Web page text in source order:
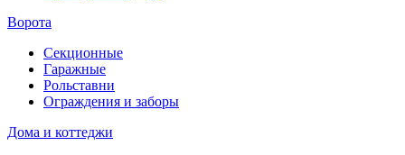
Ворота
Секционные
Гаражные
Рольставни
Ограждения и заборы
Дома и коттеджи